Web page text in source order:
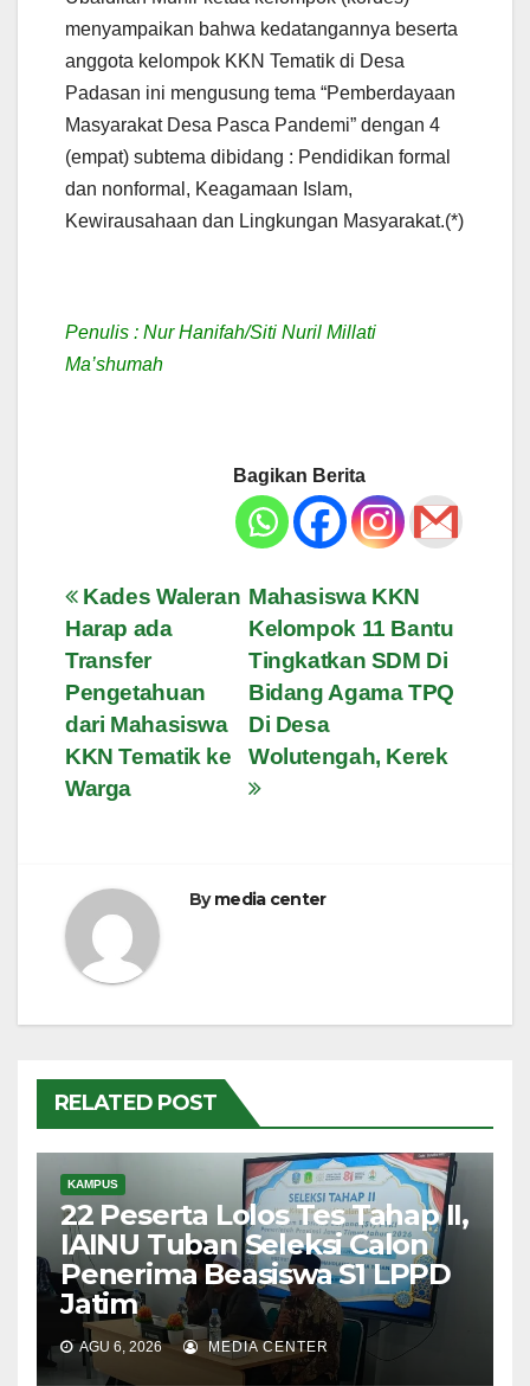
menyampaikan bahwa kedatangannya beserta
anggota kelompok KKN Tematik di Desa
Padasan ini mengusung tema “Pemberdayaan
Masyarakat Desa Pasca Pandemi” dengan 4
(empat) subtema dibidang : Pendidikan formal
dan nonformal, Keagamaan Islam,
Kewirausahaan dan Lingkungan Masyarakat.(*)
Penulis : Nur Hanifah/Siti Nuril Millati
Ma’shumah
Bagikan Berita
Navigasi
pos
Mahasiswa KKN
Kelompok 11 Bantu
Tingkatkan SDM Di
Bidang Agama TPQ
Di Desa
Wolutengah, Kerek
Kades Waleran
Harap ada
Transfer
Pengetahuan
dari Mahasiswa
KKN Tematik ke
Warga
Bymedia center
RELATED POST
KAMPUS
22 Peserta Lolos Tes Tahap II,
IAINU Tuban Seleksi Calon
Penerima Beasiswa S1 LPPD
Jatim
AGU 6, 2026 MEDIA CENTER